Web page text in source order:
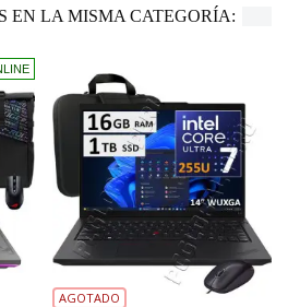
EN LA MISMA CATEGORÍA:
AGOTADO